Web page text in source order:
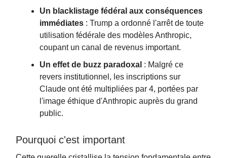
Un blacklistage fédéral aux conséquences
immédiates : Trump a ordonné l'arrêt de toute
utilisation fédérale des modèles Anthropic,
coupant un canal de revenus important.
Un effet de buzz paradoxal : Malgré ce
revers institutionnel, les inscriptions sur
Claude ont été multipliées par 4, portées par
l'image éthique d'Anthropic auprès du grand
public.
Pourquoi c'est important